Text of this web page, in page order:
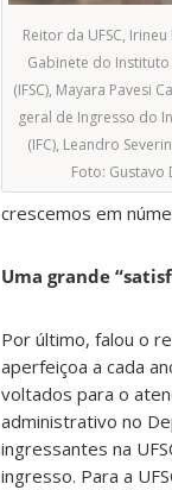
Reitor da UFSC,
Gabinete do
(IFSC), Mayara Pavesi
geral de Ingresso do
(IFC), Leandro
Foto: Gustavo
crescemos em
Uma grande
Por último, falou o
aperfeiçoa a cada
voltados para o
administrativo no
ingressantes na
ingresso. Para a